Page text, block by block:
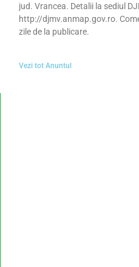
jud. Vrancea. Detalii la sediul
http://djmv.anmap.gov.ro.
zile de la publicare.
Vezi tot Anuntul